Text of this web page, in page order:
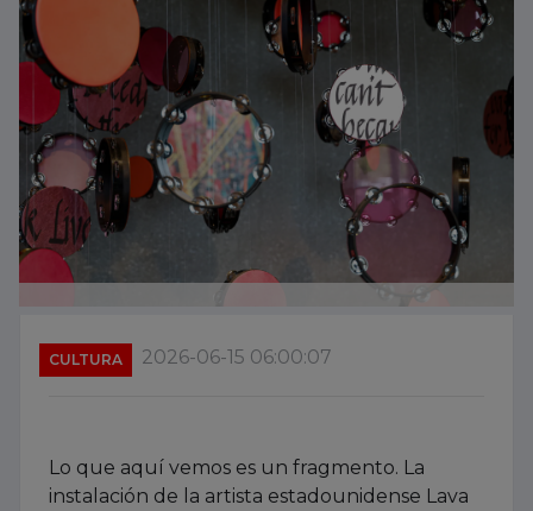
CULTURA 2026-06-15 06:00:07
Lo que aquí vemos es un fragmento. La
instalación de la artista estadounidense Lava